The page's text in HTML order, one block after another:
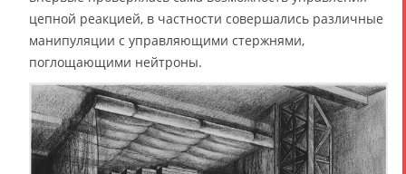
цепной реакцией, в частности совершались различные
манипуляции с управляющими стержнями,
поглощающими нейтроны.